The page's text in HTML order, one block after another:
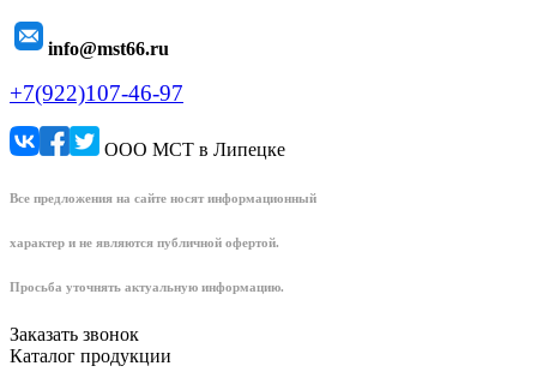
info@mst66.ru
+7(922)107-46-97
ООО МСТ в Липецке
Все предложения на сайте носят информационный
характер и не являются публичной офертой.
Просьба уточнять актуальную информацию.
Заказать звонок
Каталог продукции